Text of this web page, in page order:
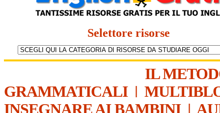
Selettore risorse
IL
GRAMMATICALI|
INSEGNARE AI BAMBINI|